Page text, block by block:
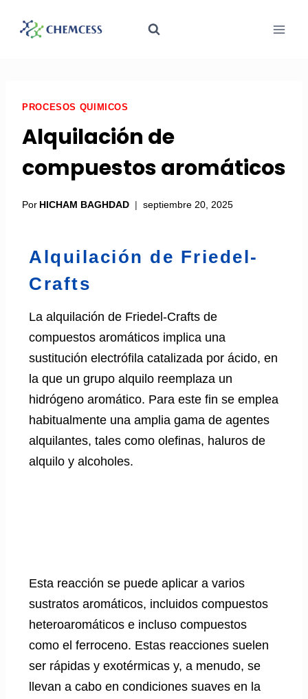
PROCESOS QUIMICOS
Alquilación de
compuestos aromáticos
Por HICHAM BAGHDAD septiembre 20, 2025
Alquilación de Friedel-
Crafts
La alquilación de Friedel-Crafts de
compuestos aromáticos implica una
sustitución electrófila catalizada por ácido, en
la que un grupo alquilo reemplaza un
hidrógeno aromático. Para este fin se emplea
habitualmente una amplia gama de agentes
alquilantes, tales como olefinas, haluros de
alquilo y alcoholes.
Esta reacción se puede aplicar a varios
sustratos aromáticos, incluidos compuestos
heteroaromáticos e incluso compuestos
como el ferroceno. Estas reacciones suelen
ser rápidas y exotérmicas y, a menudo, se
llevan a cabo en condiciones suaves en la